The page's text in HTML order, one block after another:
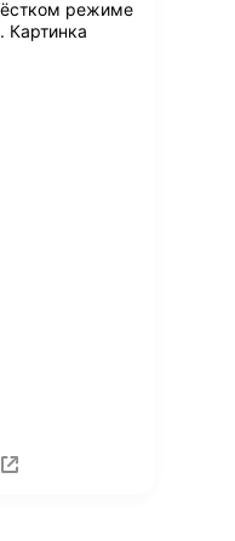
режиме
Картинка